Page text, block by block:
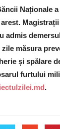
Naționale
admis
măsura
și spălare
furtului
.